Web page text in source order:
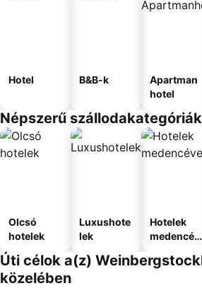
Hotel B&B-k
Apartman
hotel
Népszerű
Olcsó
hotelek
Luxushote
lek
Hotelek
medencév
Úti célok a(z)
közelében